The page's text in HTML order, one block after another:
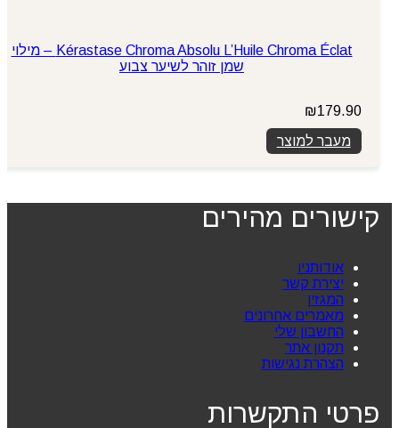
Kérastase Chroma Absolu L’Huile Chroma Éclat – מילוי
שמן זוהר לשיער צבוע
₪179.90
מעבר למוצר
קישורים מהירים
אודותניו
יצירת קשר
המגזין
מאמרים אחרונים
החשבון שלי
תקנון אתר
הצהרת נגישות
פרטי התקשרות